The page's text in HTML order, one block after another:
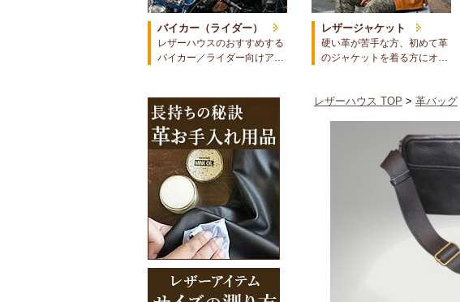
バイカー（ライダー）
レザーハウスのおすすめする
バイカー／ライダー向けア…
レザージャケット
硬い革が苦手な方、初めて革
のジャケットを着る方にオ…
レザーハウス TOP > 革バッグ